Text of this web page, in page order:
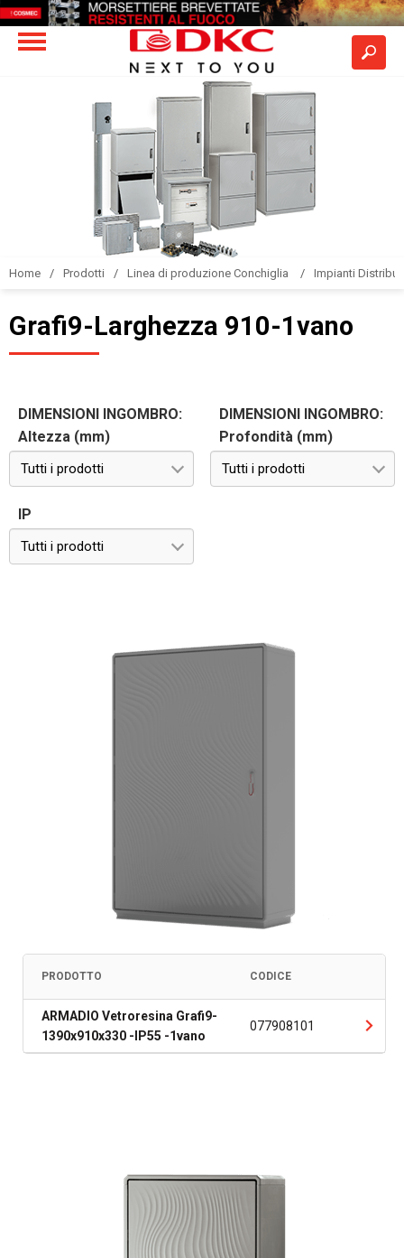
Home Prodotti Linea di produzione Conchiglia Impianti
Grafi9-Larghezza 910-1vano
DIMENSIONI INGOMBRO:
Altezza (mm)
Tutti i prodotti
DIMENSIONI INGOMBRO:
Profondità (mm)
Tutti i prodotti
IP
Tutti i prodotti
PRODOTTO CODICE
ARMADIO Vetroresina Grafi9-
1390x910x330 -IP55 -1vano
077908101